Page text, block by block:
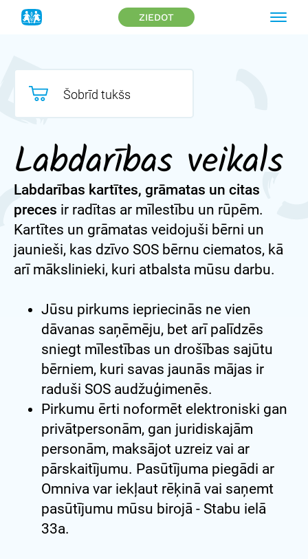
ZIEDOT
Šobrīd tukšs
Labdarības veikals
Labdarības kartītes, grāmatas un citas
preces ir radītas ar mīlestību un rūpēm.
Kartītes un grāmatas veidojuši bērni un
jaunieši, kas dzīvo SOS bērnu ciematos, kā
arī mākslinieki, kuri atbalsta mūsu darbu.
Jūsu pirkums iepriecinās ne vien
dāvanas saņēmēju, bet arī palīdzēs
sniegt mīlestības un drošības sajūtu
bērniem, kuri savas jaunās mājas ir
raduši SOS audžuģimenēs.
Pirkumu ērti noformēt elektroniski gan
privātpersonām, gan juridiskajām
personām, maksājot uzreiz vai ar
pārskaitījumu. Pasūtījuma piegādi ar
Omniva var iekļaut rēķinā vai saņemt
pasūtījumu mūsu birojā - Stabu ielā
33a.